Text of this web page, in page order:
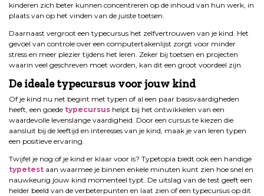
kinderen zich beter kunnen concentreren op de inhoud van hun werk, in
plaats van op het vinden van de juiste toetsen.
Daarnaast vergroot een typecursus het zelfvertrouwen van je kind. Het
gevoel van controle over een computertakenlijst zorgt voor minder
stress en meer plezier tijdens het leren. Zeker bij toetsen en projecten
waarin veel geschreven moet worden, kan dit een groot voordeel zijn.
De ideale typecursus voor jouw kind
Of je kind nu net begint met typen of al een paar basisvaardigheden
heeft, een goede typecursus helpt bij het ontwikkelen van een
waardevolle levenslange vaardigheid. Door een cursus te kiezen die
aansluit bij de leeftijd en interesses van je kind, maak je van leren typen
een positieve ervaring.
Twijfel je nog of je kind er klaar voor is? Typetopia biedt ook een handige
typetest aan waarmee je binnen enkele minuten kunt zien hoe snel en
nauwkeurig jouw kind momenteel typt. De uitslag van de test geeft een
helder beeld van de verbeterpunten en laat zien of een typecursus op dit